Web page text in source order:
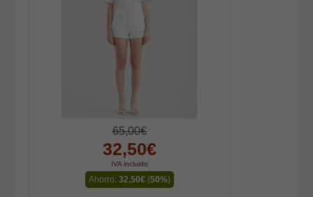
65,00€
32,50€
IVA incluido
Ahorro: 32,50€(50%)